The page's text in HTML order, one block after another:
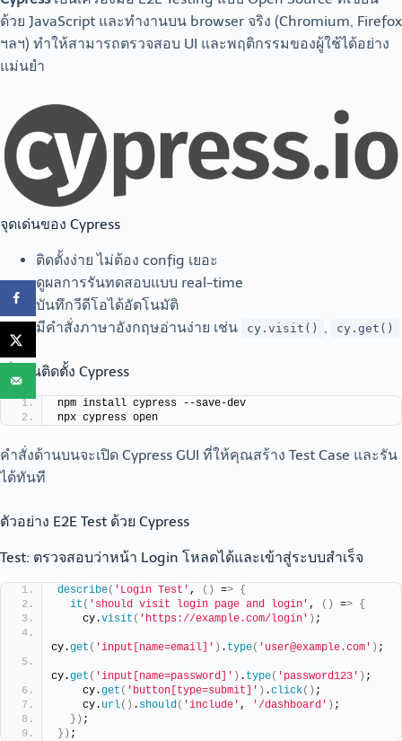
ด้วย JavaScript และทำงานบน browser จริง (Chromium, Firefox
ฯลฯ) ทำให้สามารถตรวจสอบ UI และพฤติกรรมของผู้ใช้ได้อย่าง
แม่นยำ
จุดเด่นของ Cypress
ติดตั้งง่าย ไม่ต้อง config เยอะ
ดูผลการรันทดสอบแบบ real-time
บันทึกวีดีโอได้อัตโนมัติ
มีคำสั่งภาษาอังกฤษอ่านง่าย เช่น
cy.visit() , cy.get()
เริ่มต้นติดตั้ง Cypress
npm install cypress --save-dev
npx cypress open
คำสั่งด้านบนจะเปิด Cypress GUI ที่ให้คุณสร้าง Test Case และรัน
ได้ทันที
ตัวอย่าง E2E Test ด้วย Cypress
Test: ตรวจสอบว่าหน้า Login โหลดได้และเข้าสู่ระบบสำเร็จ
describe( 'Login Test' , () => {
it ( 'should visit login page and login' , () => {
    cy.
visit ( 'https://example.com/login' ) ;
cy.get ( 'input[name=email]' ) . type( 'user@example.com' ) ;
cy.get ( 'input[name=password]' ) . type( 'password123' ) ;
    cy.
get ( 'button[type=submit]' ) .click() ;
    cy.
url() . should( 'include' , '/dashboard' ) ;
}) ;
}) ;